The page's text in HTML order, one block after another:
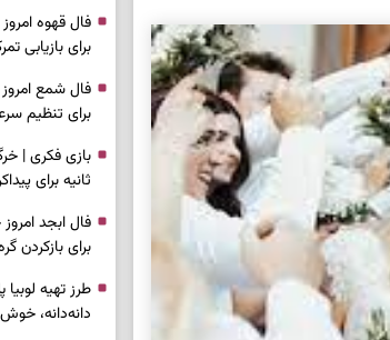
برای بازیابی
برای تنظیم
ثانیه برای
برای
طرز تهیه
دانه‌دانه،